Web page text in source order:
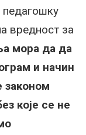
педагошку
вредност за
мора да да
и начин
законом
које се не